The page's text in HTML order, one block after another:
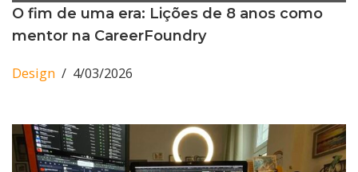
O fim de uma era: Lições de 8 anos como
mentor na CareerFoundry
Design 4/03/2026